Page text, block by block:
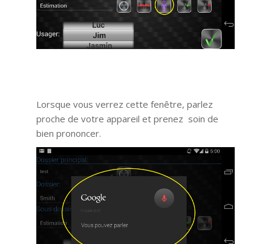
Lorsque vous verrez cette fenêtre, parlez
proche de votre appareil et prenez soin de
bien prononcer.